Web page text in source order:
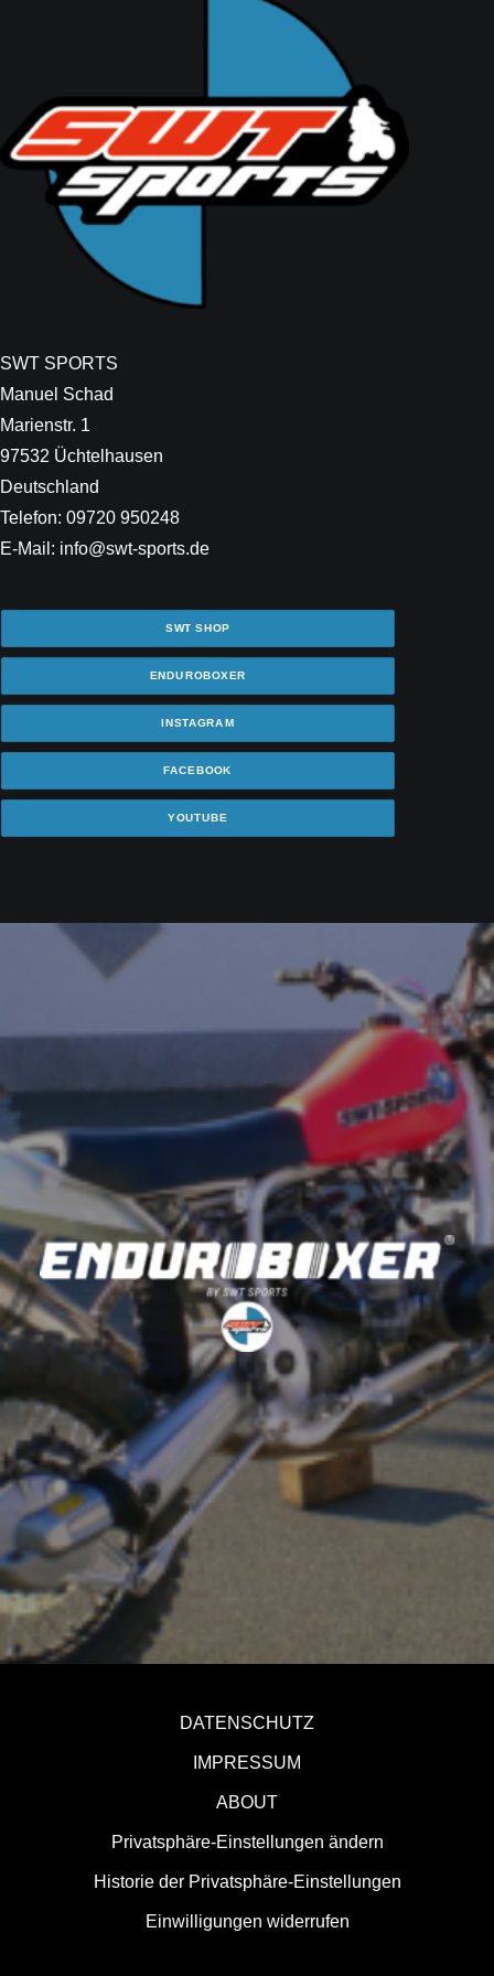
SWT SPORTS
Manuel Schad
Marienstr. 1
97532 Üchtelhausen
Deutschland
Telefon: 09720 950248
E-Mail: info@swt-sports.de
SWT SHOP
ENDUROBOXER
INSTAGRAM
FACEBOOK
YOUTUBE
DATENSCHUTZ
IMPRESSUM
ABOUT
Privatsphäre-Einstellungen ändern
Historie der Privatsphäre-Einstellungen
Einwilligungen widerrufen